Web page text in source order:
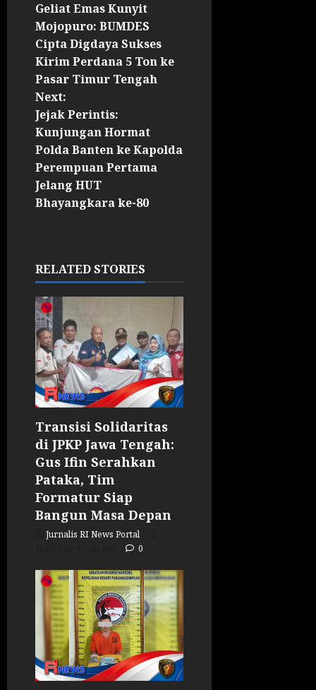
Geliat Emas Kunyit
Mojopuro: BUMDES
Cipta Digdaya Sukses
Kirim Perdana 5 Ton ke
Pasar Timur Tengah
Next:
Jejak Perintis:
Kunjungan Hormat
Polda Banten ke Kapolda
Perempuan Pertama
Jelang HUT
Bhayangkara ke-80
RELATED STORIES
Transisi Solidaritas
di JPKP Jawa Tengah:
Gus Ifin Serahkan
Pataka, Tim
Formatur Siap
Bangun Masa Depan
Jurnalis RI News Portal
0